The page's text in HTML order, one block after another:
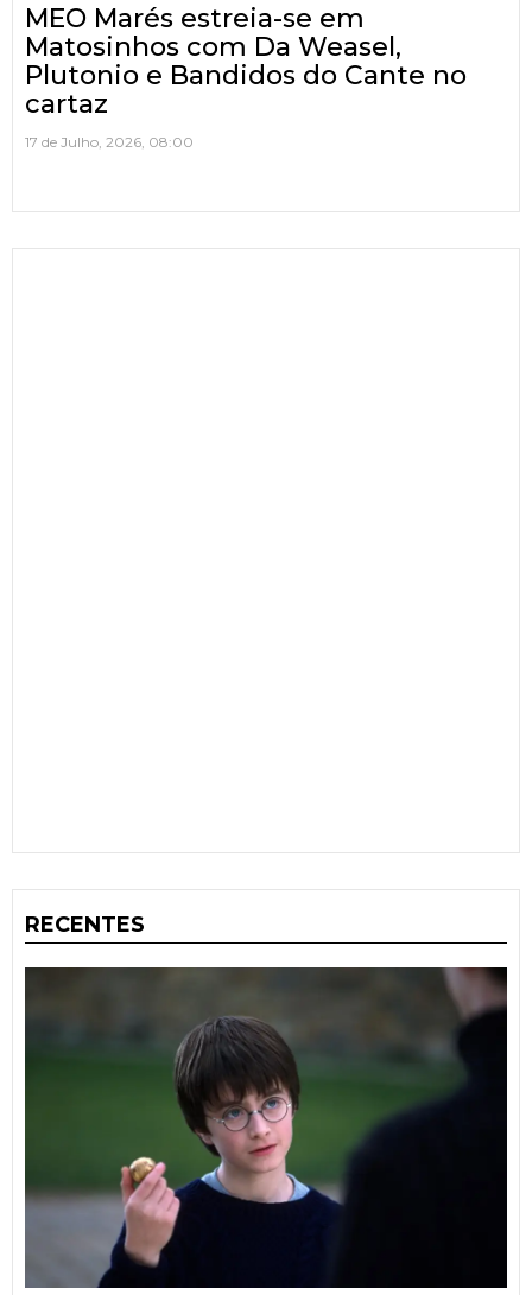
MEO Marés estreia-se em
Matosinhos com Da Weasel,
Plutonio e Bandidos do Cante no
cartaz
17 de Julho, 2026, 08:00
RECENTES